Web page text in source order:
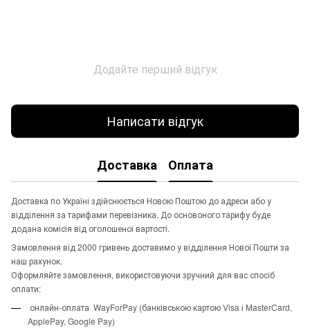
Додайте перший відгук
Написати відгук
Доставка Оплата
Доставка по Україні здійснюється Новою Поштою до адреси або у
відділення за тарифами перевізника. До основоного тарифу буде
додана комісія від оголошеної вартості.
Замовлення від 2000 гривень доставимо у відділення Нової Пошти за
наш рахунок.
Оформляйте замовлення, використовуючи зручний для вас спосіб
оплати:
онлайн-оплата WayForPay (банківською картою Visa і MasterCard,
ApplePay, Google Pay)